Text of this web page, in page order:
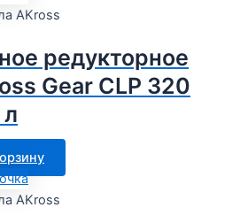
AKross
редукторное
Gear CLP 320
AKross